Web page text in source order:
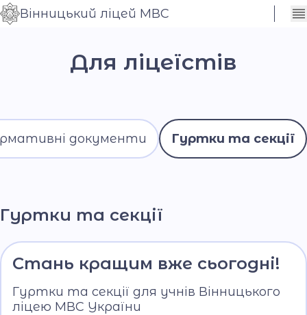
Контраст
Вінницький ліцей МВС
Для ліцеїстів
документи Гуртки та секції
Гуртки та секції
Стань кращим вже сьогодні!
Гуртки та секції для учнів Вінницького
ліцею МВС України